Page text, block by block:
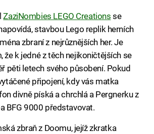
ZaziNombies LEGO Creations se
stavbou Lego replik herních
zbraní z nejrůznějších her. Je
že k jedné z těch nejikoničtějších se
pěti letech svého působení. Pokud
připojení, kdy vás matka
divně píská a chrchlá a Pergnerku z
BFG 9000 představovat.
zbraň z Doomu, jejíž zkratka